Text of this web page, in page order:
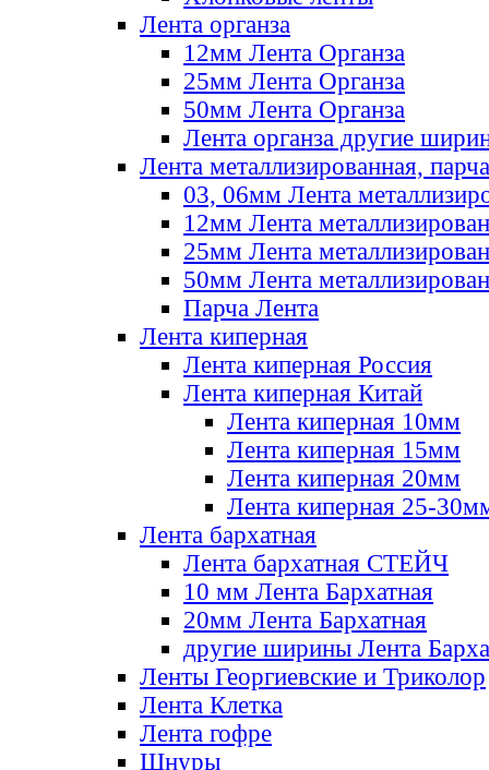
Лента органза
12мм Лента Органза
25мм Лента Органза
50мм Лента Органза
Лента органза другие
Лента металлизированная, парча
03, 06мм Лента
12мм Лента
25мм Лента
50мм Лента
Парча Лента
Лента киперная
Лента киперная Россия
Лента киперная Китай
Лента киперная 10мм
Лента киперная 15мм
Лента киперная 20мм
Лента киперная 25-
Лента бархатная
Лента бархатная СТЕЙЧ
10 мм Лента Бархатная
20мм Лента Бархатная
другие ширины Лента
Ленты Георгиевские и Триколор
Лента Клетка
Лента гофре
Шнуры